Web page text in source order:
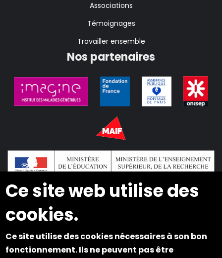
Ce site web utilise des
cookies.
Ce site utilise des cookies nécessaires à son bon
fonctionnement. Ils ne peuvent pas être
Associations
Témoignages
Travailler ensemble
Nos partenaires
2024 © Copyright INSEI. Tous droits réservés
Plan du site